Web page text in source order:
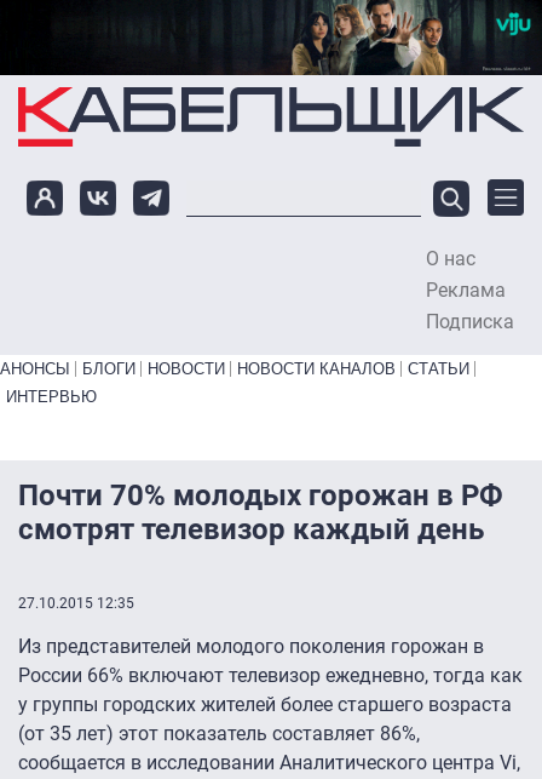
Перейти к основному содержанию
О нас
Реклама
Подписка
Primary links bottom
АНОНСЫ БЛОГИ НОВОСТИ НОВОСТИ КАНАЛОВ
СТАТЬИ
ИНТЕРВЬЮ
Почти 70% молодых горожан в РФ
смотрят телевизор каждый день
27.10.2015 12:35
Из представителей молодого поколения горожан в
России 66% включают телевизор ежедневно, тогда как
у группы городских жителей более старшего возраста
(от 35 лет) этот показатель составляет 86%,
сообщается в исследовании Аналитического центра Vi,